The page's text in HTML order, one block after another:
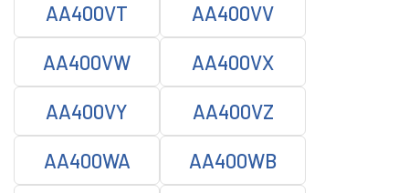
AA400VT AA400VV
AA400VW AA400VX
AA400VY AA400VZ
AA400WA AA400WB